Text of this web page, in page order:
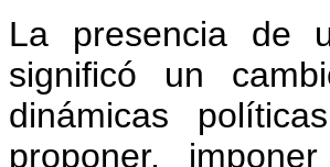
La presencia de
significó un
dinámicas
proponer,